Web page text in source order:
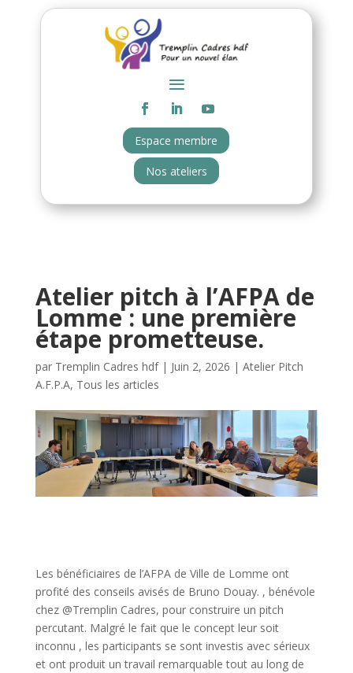
Espace membre
Nos ateliers
Atelier pitch à l’AFPA de
Lomme : une première
étape prometteuse.
par Tremplin Cadres hdf| Juin 2, 2026 | Atelier Pitch
A.F.P.A, Tous les articles
Les bénéficiaires de l’AFPA de Ville de Lomme ont
profité des conseils avisés de Bruno Douay. , bénévole
chez @Tremplin Cadres, pour construire un pitch
percutant. Malgré le fait que le concept leur soit
inconnu , les participants se sont investis avec sérieux
et ont produit un travail remarquable tout au long de